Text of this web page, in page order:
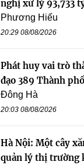
nghị xử lý 93,733
Phương Hiếu
20:29 08/08/2026
Phát huy vai trò
đạo 389 Thành
Đông Hà
20:03 08/08/2026
Hà Nội: Một cây
quản lý thị trường